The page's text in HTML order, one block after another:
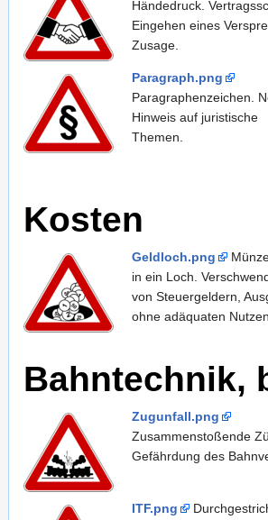
Händedruck.
Eingehen eines
Zusage.
Paragraph.png
Paragraphenzeichen.
Hinweis auf juristische
Themen.
Kosten
Geldloch.png
in ein Loch.
von Steuergeldern,
ohne adäquaten
Bahntechnik,
Zugunfall.png
Zusammenstoßende
Gefährdung des
ITF.png